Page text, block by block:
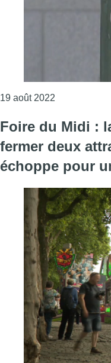
19 août 2022
Foire du Midi :
fermer deux
échoppe pour